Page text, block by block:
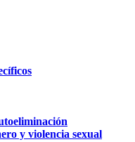
y violencia sexual